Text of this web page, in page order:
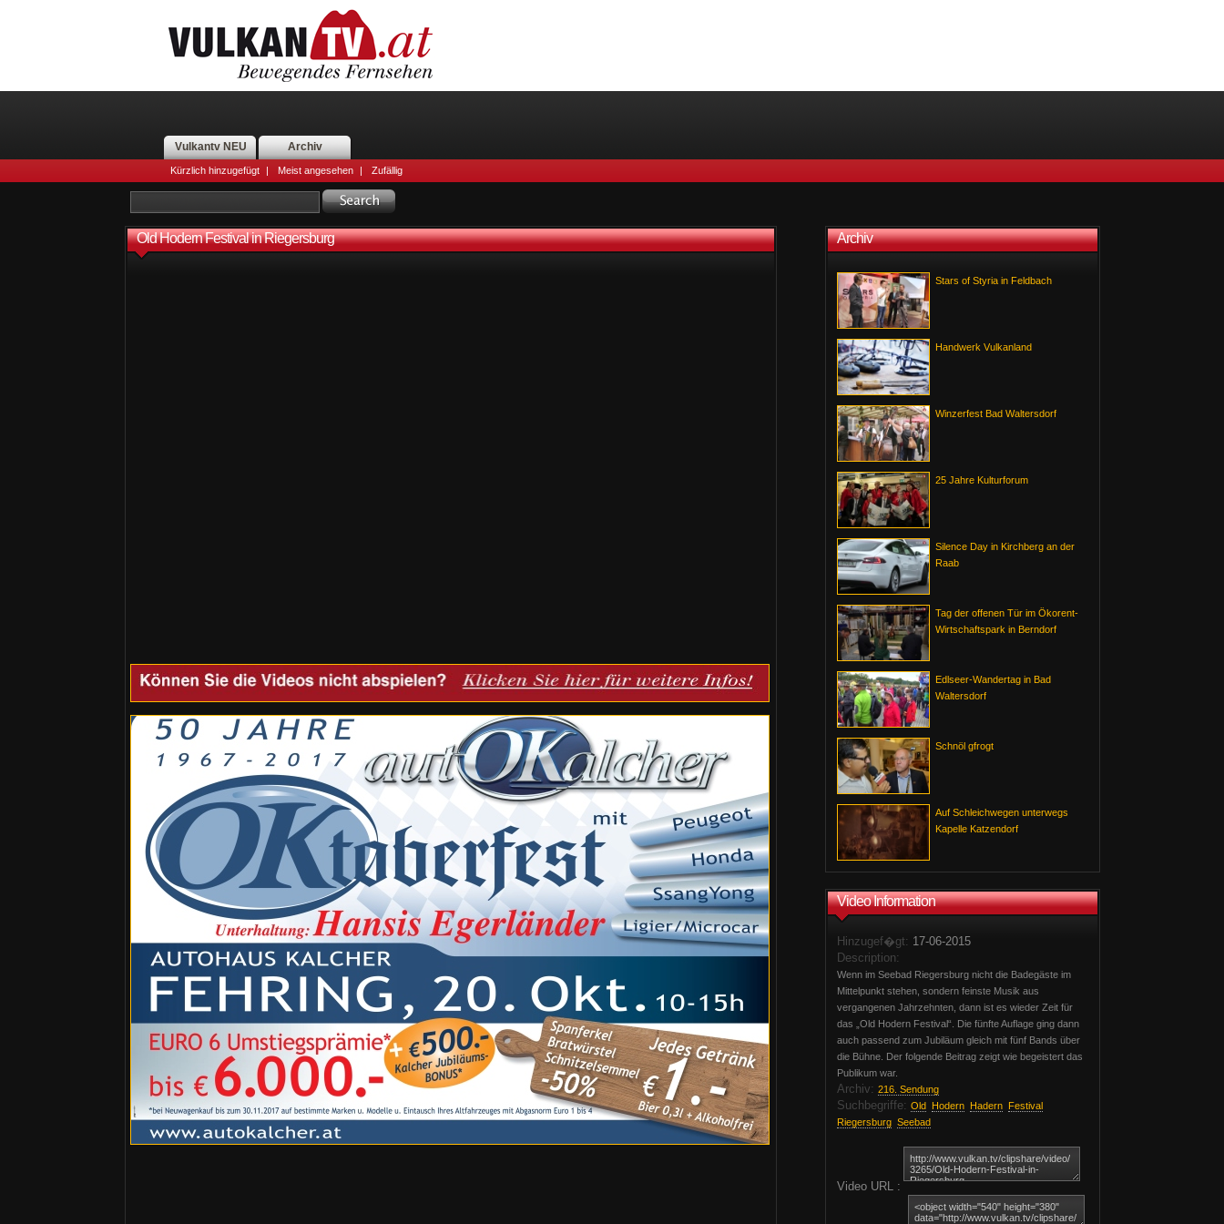
Vulkantv NEU Archiv
Kürzlich hinzugefügt | Meist angesehen | Zufällig
Old Hodern Festival in Riegersburg Archiv
Stars of Styria in Feldbach
Handwerk Vulkanland
Winzerfest Bad Waltersdorf
25 Jahre Kulturforum
Silence Day in Kirchberg an der
Raab
Tag der offenen Tür im Ökorent-
Wirtschaftspark in Berndorf
Edlseer-Wandertag in Bad
Waltersdorf
Schnöl gfrogt
Auf Schleichwegen unterwegs
Kapelle Katzendorf
Video Information
Hinzugef�gt: 17-06-2015
Description:
Wenn im Seebad Riegersburg nicht die Badegäste im
Mittelpunkt stehen, sondern feinste Musik aus
vergangenen Jahrzehnten, dann ist es wieder Zeit für
das „Old Hodern Festival“. Die fünfte Auflage ging dann
auch passend zum Jubiläum gleich mit fünf Bands über
die Bühne. Der folgende Beitrag zeigt wie begeistert das
Publikum war.
Archiv: 216. Sendung
Suchbegriffe: Old Hodern Hadern Festival
Riegersburg Seebad
Video URL :